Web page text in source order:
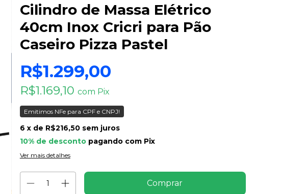
Cilindro de Massa Elétrico
40cm Inox Cricri para Pão
Caseiro Pizza Pastel
R$1.299,00
R$1.169,10 com Pix
Emitimos NFe para CPF e CNPJ!
6 x de R$216,50 sem juros
10% de descontopagando com Pix
Ver mais detalhes